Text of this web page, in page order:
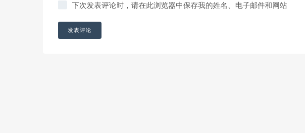
下次发表评论时，请在此浏览器中保存我的姓名、电子邮件和网站